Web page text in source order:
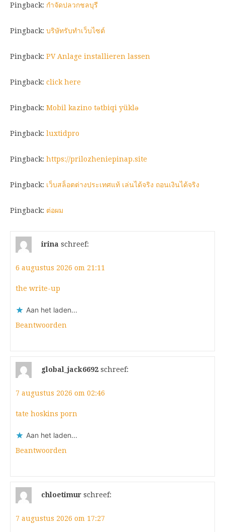
Pingback: กำจัดปลวกชลบุรี
Pingback: บริษัทรับทำเว็บไซต์
Pingback: PV Anlage installieren lassen
Pingback: click here
Pingback: Mobil kazino tətbiqi yüklə
Pingback: luxtidpro
Pingback: https://prilozheniepinap.site
Pingback: เว็บสล็อตต่างประเทศแท้ เล่นได้จริง ถอนเงินได้จริง
Pingback: ต่อผม
irina schreef:
6 augustus 2026 om 21:11
the write-up
Aan het laden...
Beantwoorden
global_jack6692 schreef:
7 augustus 2026 om 02:46
tate hoskins porn
Aan het laden...
Beantwoorden
chloetimur schreef:
7 augustus 2026 om 17:27